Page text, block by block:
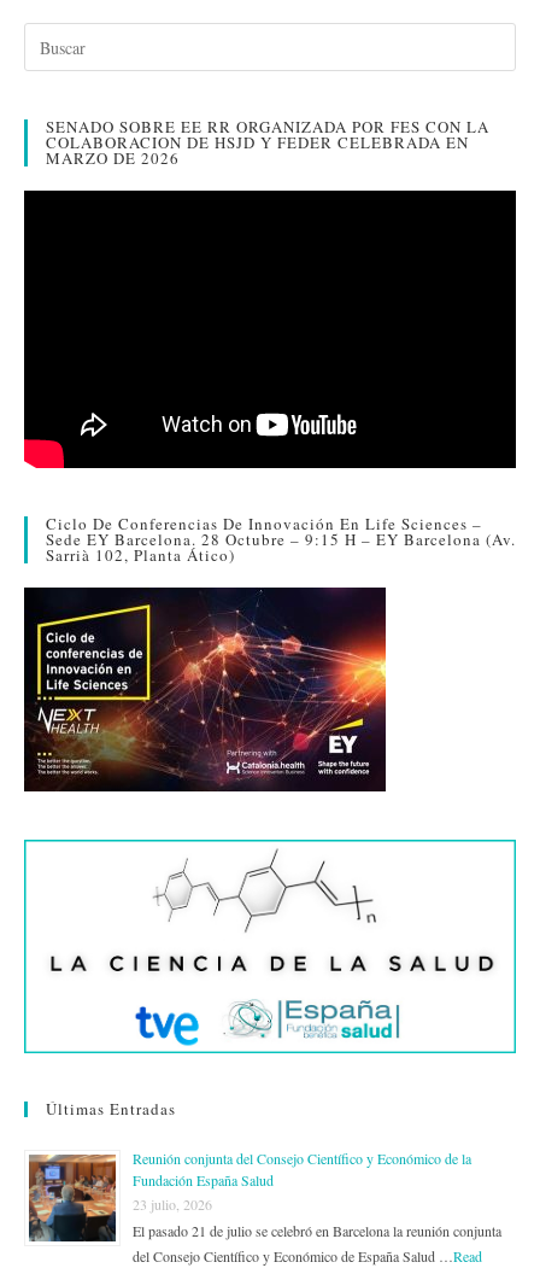
bo
ok
tte
r
ed
In
ailm
pa
r
SENADO SOBRE EE RR ORGANIZADA POR FES CON LA
COLABORACION DE HSJD Y FEDER CELEBRADA EN
MARZO DE 2026
Ciclo De Conferencias De Innovación En Life Sciences –
Sede EY Barcelona. 28 Octubre – 9:15 H – EY Barcelona (Av.
Sarrià 102, Planta Ático)
Últimas Entradas
Reunión conjunta del Consejo Científico y Económico de la
Fundación España Salud
23 julio, 2026
El pasado 21 de julio se celebró en Barcelona la reunión conjunta
del Consejo Científico y Económico de España Salud …Read